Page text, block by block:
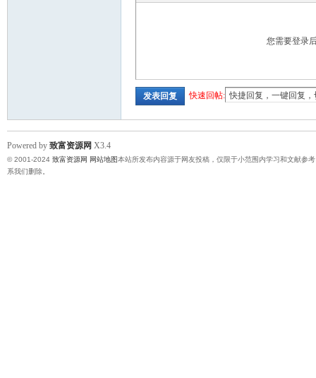
您需要登录
发表回复 快速回帖:
Powered by 致富资源网 X3.4
© 2001-2024 致富资源网 网站地图本站所发布内容源于网友投稿，仅限于小范围内学习和文献参
系我们删除。